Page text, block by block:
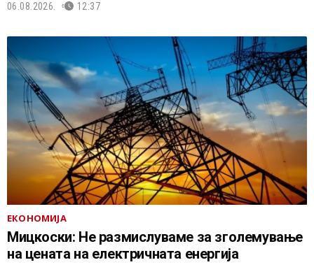
06.08.2026. 12:37
ЕКОНОМИЈА
Мицкоски: Не размислуваме за зголемување
на цената на електричната енергија